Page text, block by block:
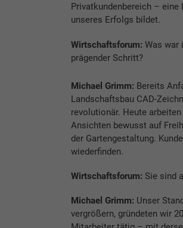
Privatkundenbereich – eine
unseres Erfolgs bildet.
Wirtschaftsforum: Was war
prägender Schritt?
Michael Grimm: Bereits
Landschaftsbau CAD-
revolutionär. Heute
Ansichten bewusst auf
der Gartengestaltung.
wiederfinden.
Wirtschaftsforum: Sie sind
Michael Grimm: Unser
vergrößern, gründeten wir